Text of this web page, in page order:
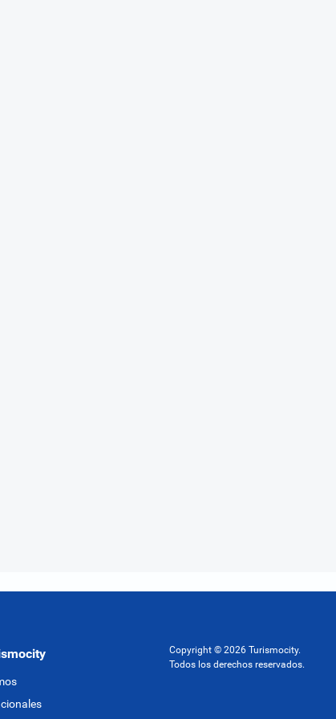
Copyright © 2026 Turismocity.
Todos los derechos reservados.